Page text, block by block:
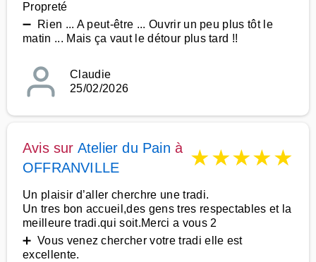
Propreté
➖ Rien ... A peut-être ... Ouvrir un peu plus tôt le
matin ... Mais ça vaut le détour plus tard !!
Claudie
25/02/2026
Avis sur Atelier du Pain à
OFFRANVILLE
★★★★★
Un plaisir d’aller cherchre une tradi.
Un tres bon accueil,des gens tres respectables et la
meilleure tradi.qui soit.Merci a vous 2
➕ Vous venez chercher votre tradi elle est
excellente.